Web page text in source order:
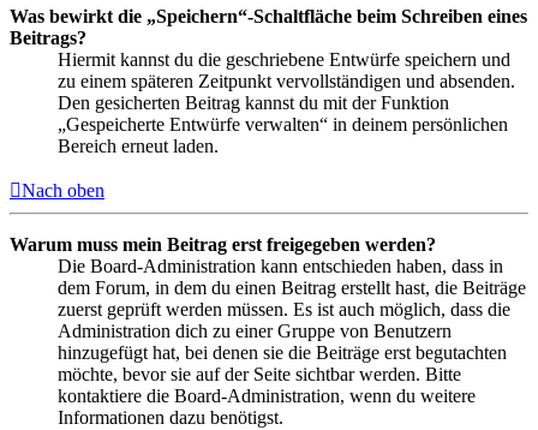
Was bewirkt die „Speichern“-Schaltfläche beim Schreiben eines
Beitrags?
Hiermit kannst du die geschriebene Entwürfe speichern und
zu einem späteren Zeitpunkt vervollständigen und absenden.
Den gesicherten Beitrag kannst du mit der Funktion
„Gespeicherte Entwürfe verwalten“ in deinem persönlichen
Bereich erneut laden.
Nach oben
Warum muss mein Beitrag erst freigegeben werden?
Die Board-Administration kann entschieden haben, dass in
dem Forum, in dem du einen Beitrag erstellt hast, die Beiträge
zuerst geprüft werden müssen. Es ist auch möglich, dass die
Administration dich zu einer Gruppe von Benutzern
hinzugefügt hat, bei denen sie die Beiträge erst begutachten
möchte, bevor sie auf der Seite sichtbar werden. Bitte
kontaktiere die Board-Administration, wenn du weitere
Informationen dazu benötigst.